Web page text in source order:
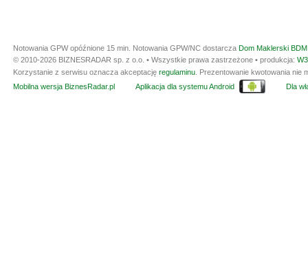
Notowania GPW opóźnione 15 min. Notowania GPW/NC dostarcza Dom Maklerski
© 2010-2026 BIZNESRADAR sp. z o.o. • Wszystkie prawa zastrzeżone • produkcja:
Korzystanie z serwisu oznacza akceptację regulaminu . Prezentowanie kwotowania
Mobilna wersja BiznesRadar.pl
Aplikacja dla systemu Android Dla